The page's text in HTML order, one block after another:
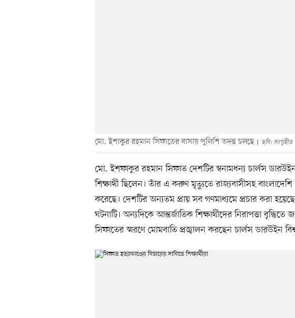
মো. ইশাকুর রহমান সিফাতের বাসায় পুলিশি তদন্ত চলছে ছবি: সংগৃহীত
মো. ইশফাকুর রহমান সিফাত দেশটির স্বনামধন্য চার্লস ডারউইন
শিক্ষার্থী ছিলেন। তাঁর এ করুণ মৃত্যুতে রাজ্যবাসীসহ বাংলাদেশি
করেছে। দেশটির অন্যতম প্রায় সব গণমাধ্যমে প্রচার করা হয়েছে
ঘটনাটি। অন্যদিকে আন্তর্জাতিক শিক্ষার্থীদের নিরাপত্তা
সিফাতের স্মরণে মোমবাতি প্রজ্বালন করছেন চার্লস ডারউইন